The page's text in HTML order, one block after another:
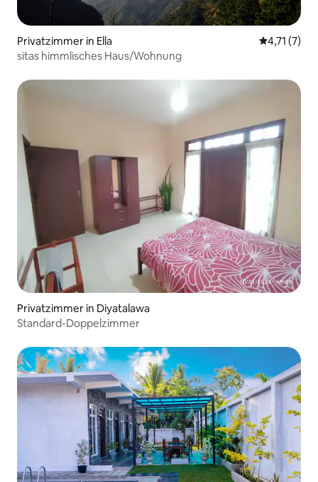
Privatzimmer in Ella
4,71 (7)
sitas himmlisches Haus/Wohnung
Privatzimmer in Diyatalawa
Standard-Doppelzimmer